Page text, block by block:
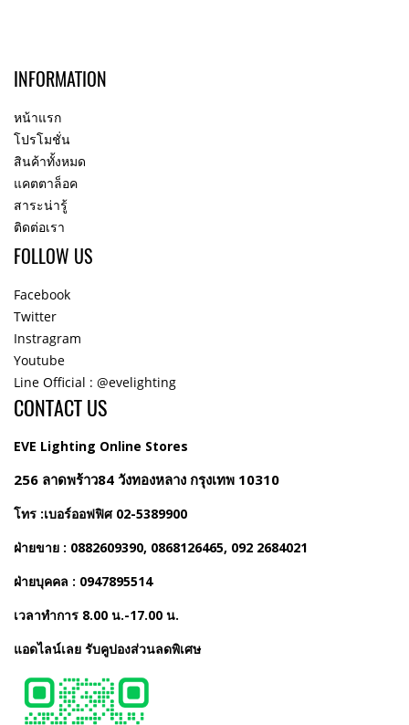
INFORMATION
หน้าแรก
โปรโมชั่น
สินค้าทั้งหมด
แคตตาล็อค
สาระน่ารู้
ติดต่อเรา
FOLLOW US
Facebook
Twitter
Instragram
Youtube
Line Official : @evelighting
CONTACT US
EVE Lighting Online Stores
256 ลาดพร้าว84 วังทองหลาง กรุงเทพ 10310
โทร :เบอร์ออฟฟิศ 02-5389900
ฝ่ายขาย : 0882609390, 0868126465, 092 2684021
ฝ่ายบุคคล : 0947895514
เวลาทำการ 8.00 น.-17.00 น.
แอดไลน์เลย รับคูปองส่วนลดพิเศษ